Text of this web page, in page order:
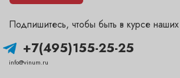
+7(495)155-25-25
info@vinum.ru
Подпишитесь, чтобы быть в курсе